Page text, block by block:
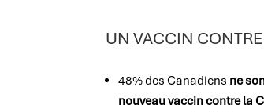
UN VACCIN
48% des Canadiens ne
nouveau vaccin contre la